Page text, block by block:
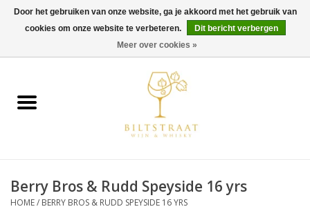
0 Artikelen - €0,00
Wijn
Gin & Tonic
Berry Bros & Rudd Speyside 16 yrs
HOME/ BERRY BROS & RUDD SPEYSIDE 16 YRS
Door het gebruiken van onze website, ga je akkoord met het gebruik van
cookies om onze website te verbeteren.
Dit bericht verbergen
Meer over cookies »